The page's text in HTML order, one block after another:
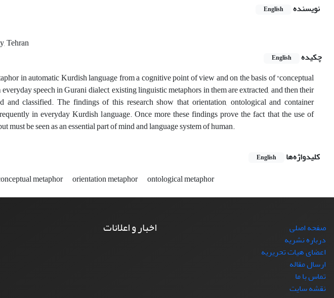
نویسنده English
Tehran
چکیده
English
in automatic Kurdish language from a cognitive point of view and on the basis of “conceptual
speech in Gurani dialect, existing linguistic metaphors in them are extracted, and then their
and classified. The findings of this research show that orientation, ontological and container
in everyday Kurdish language. Once more these findings prove the fact that the use of
must be seen as an essential part of mind and language system of human.
کلیدواژه‌ها
English
metaphor orientation metaphor ontological metaphor
صفحه اصلی
درباره نشریه
اعضای هیات تحریریه
ارسال مقاله
تماس با ما
نقشه سایت
اخبار و اعلانات